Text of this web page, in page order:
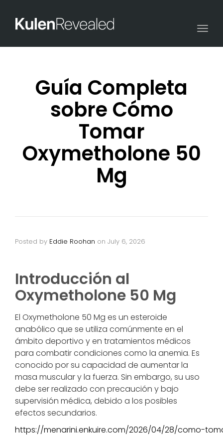
Guía Completa
sobre Cómo
Tomar
Oxymetholone 50
Mg
Posted by Eddie Roohan on July 6, 2026
Introducción al
Oxymetholone 50 Mg
El Oxymetholone 50 Mg es un esteroide
anabólico que se utiliza comúnmente en el
ámbito deportivo y en tratamientos médicos
para combatir condiciones como la anemia. Es
conocido por su capacidad de aumentar la
masa muscular y la fuerza. Sin embargo, su uso
debe ser realizado con precaución y bajo
supervisión médica, debido a los posibles
efectos secundarios.
https://menarini.enkuire.com/2026/04/28/como-